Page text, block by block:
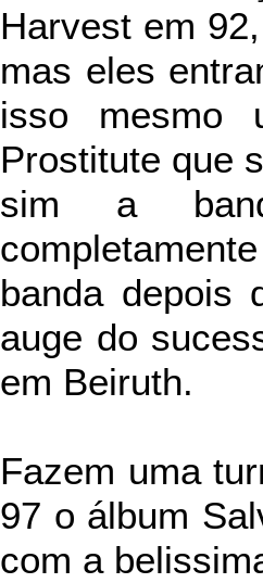
Harvest em
mas eles
isso mesmo
Prostitute que
sim a
banda depois
auge do
em Beiruth.
Fazem uma
97 o álbum
com a